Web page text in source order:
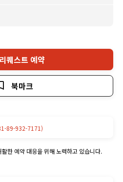
리퀘스트 예약
북마크
89-932-7171)
한 예약 대응을 위해 노력하고 있습니다.